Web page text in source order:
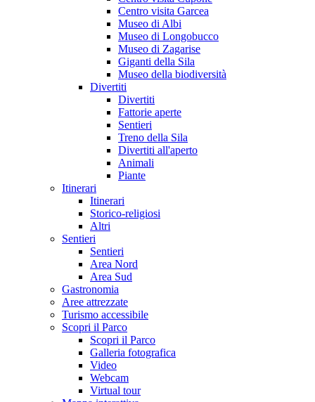
Centro visita Garcea
Museo di Albi
Museo di Longobucco
Museo di Zagarise
Giganti della Sila
Museo della biodiversità
Divertiti
Divertiti
Fattorie aperte
Sentieri
Treno della Sila
Divertiti all'aperto
Animali
Piante
Itinerari
Itinerari
Storico-religiosi
Altri
Sentieri
Sentieri
Area Nord
Area Sud
Gastronomia
Aree attrezzate
Turismo accessibile
Scopri il Parco
Scopri il Parco
Galleria fotografica
Video
Webcam
Virtual tour